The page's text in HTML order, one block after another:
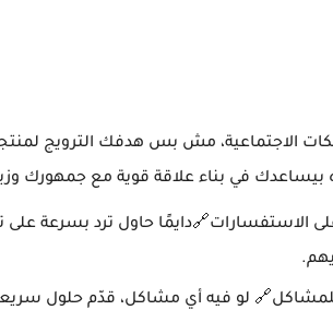
الاجتماعية، مش بس هدفك الترويج
بيساعدك في بناء علاقة قوية مع جمهورك
الاستفسارات🔗دايمًا حاول ترد بسرعة
لو فيه أي مشاكل، قدّم حلول